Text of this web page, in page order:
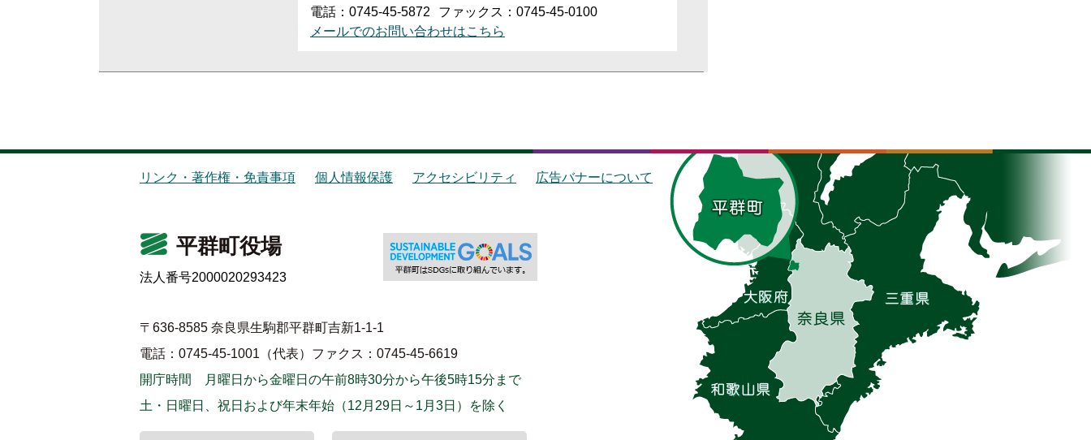
電話：0745-45-5872
ファックス：0745-45-0100
メールでのお問い合わせはこちら
リンク・著作権・免責事項 個人情報保護 アクセシビリティ 広告バナーについて
平群町役場
法人番号2000020293423
〒636-8585 奈良県生駒郡平群町吉新1-1-1
電話：0745-45-1001（代表） ファクス：0745-45-6619
開庁時間 月曜日から金曜日の午前8時30分から午後5時15分まで
土・日曜日、祝日および年末年始（12月29日～1月3日）を除く